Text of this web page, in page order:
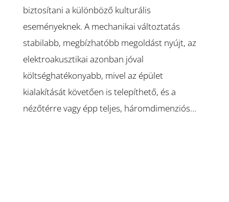
biztosítani a különböző kulturális
eseményeknek. A mechanikai változtatás
stabilabb, megbízhatóbb megoldást nyújt, az
elektroakusztikai azonban jóval
költséghatékonyabb, mivel az épület
kialakítását követően is telepíthető, és a
nézőtérre vagy épp teljes, háromdimenziós…